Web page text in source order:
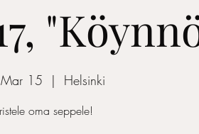
15
  |
Helsinki
oma seppele!